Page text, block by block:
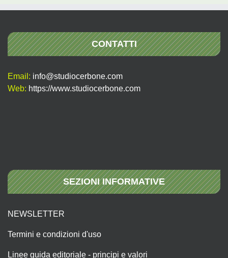
CONTATTI
Email: info@studiocerbone.com
Web: https://www.studiocerbone.com
SEZIONI INFORMATIVE
NEWSLETTER
Termini e condizioni d'uso
Linee guida editoriale - principi e valori